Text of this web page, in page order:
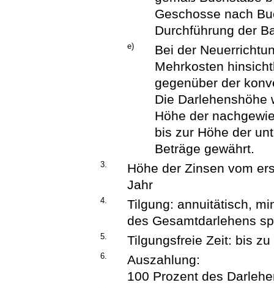
Geschosse nach
Durchführung der
e)
Bei der
Mehrkosten
gegenüber der
Die Darlehenshöhe
Höhe der
bis zur Höhe der
Beträge gewährt.
3.
Höhe der Zinsen vom
Jahr
4.
Tilgung: annuitätisch,
des Gesamtdarlehens
5. Tilgungsfreie Zeit: bis
6.
Auszahlung:
100 Prozent des